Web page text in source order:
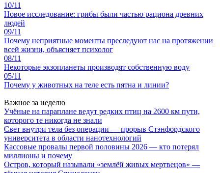
10/11
Новое исследование: грибы были частью рациона древних
людей
09/11
Почему неприятные моменты преследуют нас на протяжении
всей жизни, объясняет психолог
08/11
Некоторые экзопланеты производят собственную воду
05/11
Почему у животных на теле есть пятна и линии?
Важное за неделю
Учёные на параплане ведут редких птиц на 2600 км пути,
которого те никогда не знали
Свет внутри тела без операции — прорыв Стэнфордского
университета в области нанотехнологий
Кассовые провалы первой половины 2026 — кто потерял
миллионы и почему
Остров, который называли «землёй живых мертвецов» —